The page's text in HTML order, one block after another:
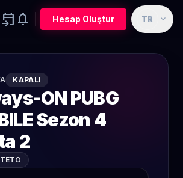
event_upcoming notifications Hesap Oluştur TR expand_more
KAPALI
ON PUBG
Sezon 4
2